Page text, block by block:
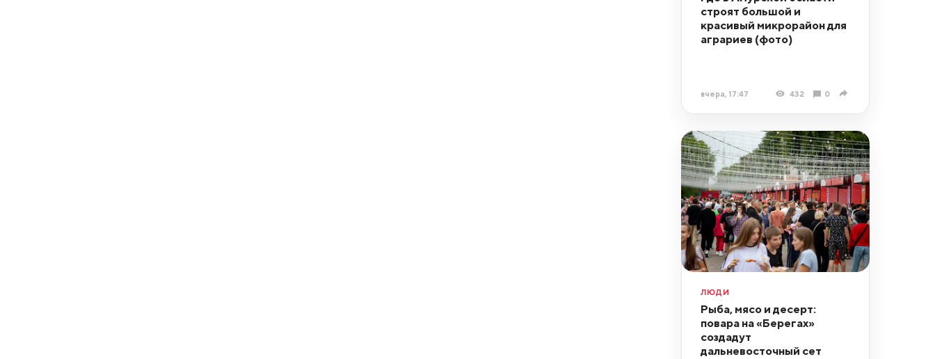
строят большой и
красивый микрорайон для
аграриев (фото)
вчера, 17:47 432 0
ЛЮДИ
Рыба, мясо и десерт:
повара на «Берегах»
создадут
дальневосточный сет